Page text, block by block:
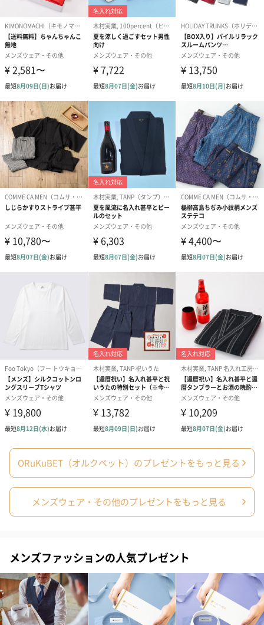
あり（280円）
メッセージカード（通常・写真・グリーティング）
誕生日や結婚祝い・出産祝いなど、様々なシーンのメッセージカ
ードを同梱します。
メッセージカードや封筒のデザインは一部変更する場合がありま
す。
写真付きメッセージカ
写真付きメッセージカ
ード（Thank you）ピ
ンク（680円）
【誕生日】
Birthday ホワ
刷なし）（
ラッピング
ギフトラッピングを施してお届けいたします。
コットン巾着 【誕生
コットン巾着 【誕生
コットン巾着
生花
生花のブーケを同梱します。
※9-15時にご注文いただく場合、最短のお届け可能日が通常より
ORuKuBET（オルクベット）のプレゼントをもっと見る
メンズウェア・その他のプレゼントをもっと見る
メンズファッションの人気プレゼント